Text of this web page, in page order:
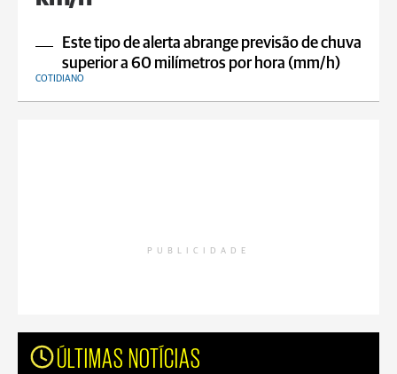
Este tipo de alerta abrange previsão de chuva
superior a 60 milímetros por hora (mm/h)
COTIDIANO
PUBLICIDADE
ÚLTIMAS NOTÍCIAS